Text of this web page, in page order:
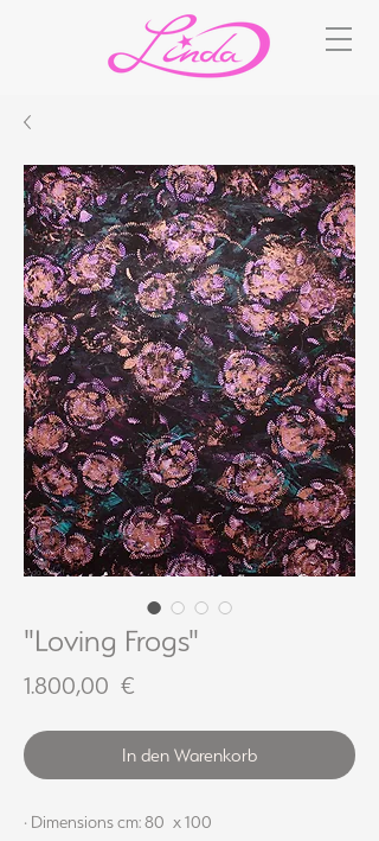
"Loving Frogs"
1.800,00 €
In den Warenkorb
· Dimensions cm: 80 x 100